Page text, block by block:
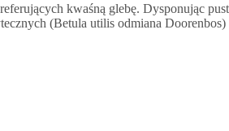
kwaśną glebę. Dysponując
(Betula utilis odmiana